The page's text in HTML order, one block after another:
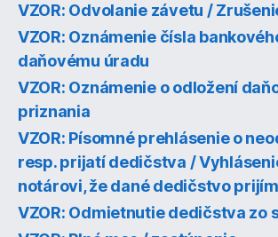
VZOR: Odvolanie závetu /
VZOR: Oznámenie čísla
daňovému úradu
VZOR: Oznámenie o odložení
priznania
VZOR: Písomné prehlásenie o
resp. prijatí dedičstva /
notárovi, že dané dedičstvo
VZOR: Odmietnutie dedičstva zo